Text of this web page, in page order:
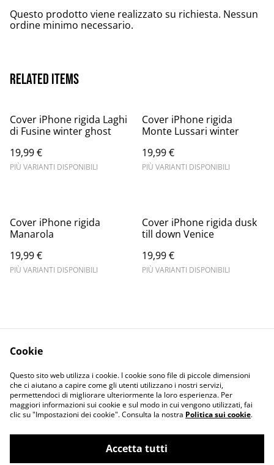
Questo prodotto viene realizzato su richiesta. Nessun
ordine minimo necessario.
Related items
Cover iPhone rigida Laghi
di Fusine winter ghost
19,99 €
PIÙ VARIANTI DISPONIBILI
Cover iPhone rigida
Monte Lussari winter
19,99 €
PIÙ VARIANTI DISPONIBILI
Cover iPhone rigida
Manarola
19,99 €
PIÙ VARIANTI DISPONIBILI
Cover iPhone rigida dusk
till down Venice
19,99 €
PIÙ VARIANTI DISPONIBILI
Informativa sulla
privacy
Terms and
conditions
Cookie
Questo sito web utilizza i cookie. I cookie sono file di piccole dimensioni
che ci aiutano a capire come gli utenti utilizzano i nostri servizi,
permettendoci di migliorare ulteriormente la loro esperienza. Per
maggiori informazioni sui cookie e sul modo in cui vengono utilizzati, fai
clic su "Impostazioni dei cookie". Consulta la nostra Politica sui cookie.
Accetta tutti